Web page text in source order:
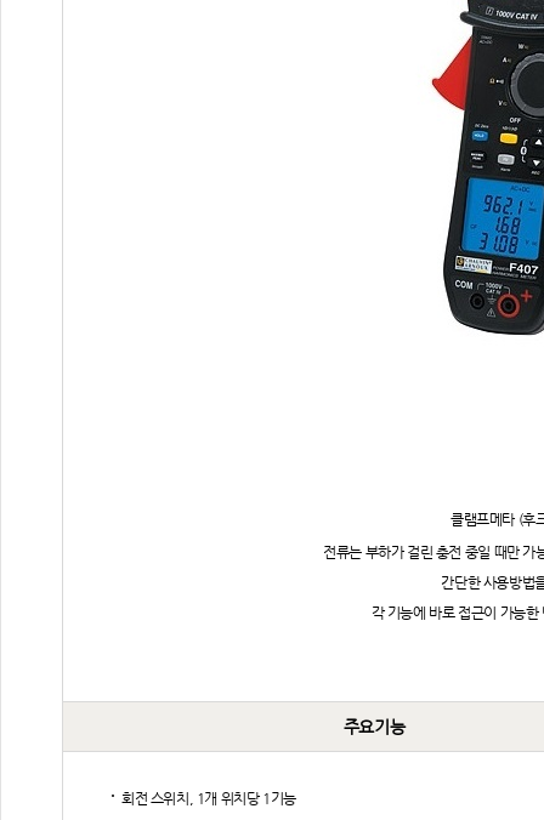
클램프메타 (후
전류는 부하가 걸린 충전 중일 때만 가
간단한 사용방법
각 기능에 바로 접근이 가능
주요기능
회전 스위치, 1개 위치당 1기능